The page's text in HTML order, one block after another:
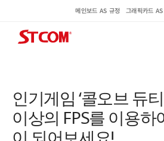
메인보드 AS 규정 그래픽카드
인기게임 ‘콜오브 듀
이상의 FPS를 이용하